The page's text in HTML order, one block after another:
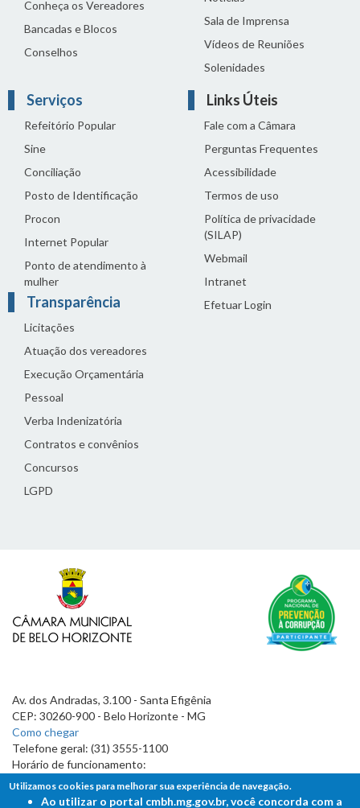
Conheça os Vereadores
Bancadas e Blocos
Conselhos
Sala de Imprensa
Vídeos de Reuniões
Solenidades
Serviços
Refeitório Popular
Sine
Conciliação
Posto de Identificação
Procon
Internet Popular
Ponto de atendimento à
mulher
Transparência
Licitações
Atuação dos vereadores
Execução Orçamentária
Pessoal
Verba Indenizatória
Contratos e convênios
Concursos
LGPD
Links Úteis
Fale com a Câmara
Perguntas Frequentes
Acessibilidade
Termos de uso
Política de privacidade
(SILAP)
Webmail
Intranet
Efetuar Login
Av. dos Andradas, 3.100 - Santa Efigênia
CEP: 30260-900 - Belo Horizonte - MG
Como chegar
Telefone geral: (31) 3555-1100
Horário de funcionamento:
7h às 19h
Utilizamos cookies para melhorar sua experiência de navegação.
Ao utilizar o portal cmbh.mg.gov.br, você concorda com a